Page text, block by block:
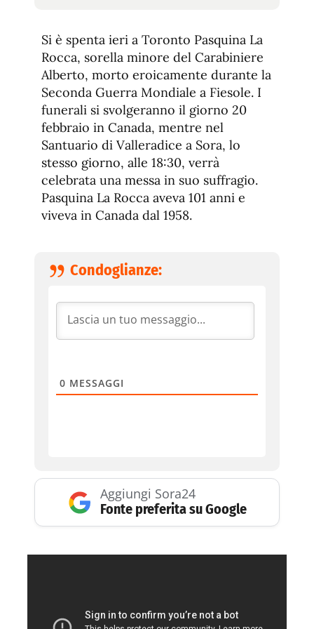
de
fuente
de
fuente.
Si è spenta ieri a Toronto Pasquina La
Rocca, sorella minore del Carabiniere
Alberto, morto eroicamente durante la
Seconda Guerra Mondiale a Fiesole. I
funerali si svolgeranno il giorno 20
febbraio in Canada, mentre nel
Santuario di Valleradice a Sora, lo
stesso giorno, alle 18:30, verrà
celebrata una messa in suo suffragio.
Pasquina La Rocca aveva 101 anni e
viveva in Canada dal 1958.
Condoglianze:
0 MESSAGGI
Aggiungi Sora24
Fonte preferita su Google